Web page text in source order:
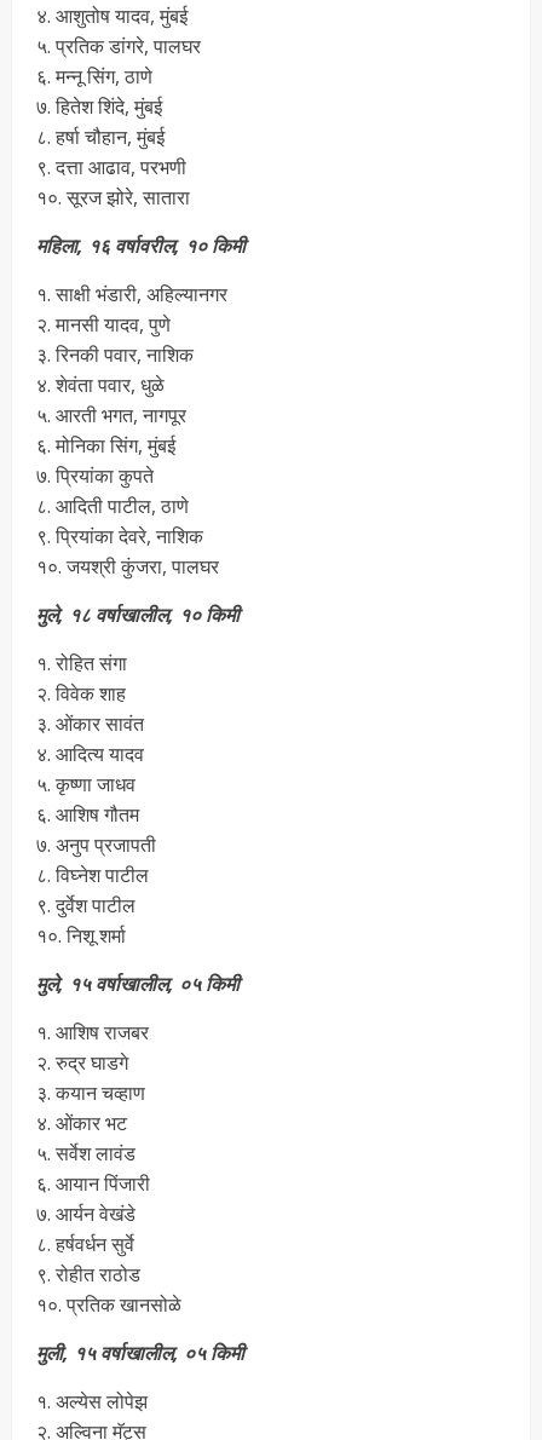
४. आशुतोष यादव, मुंबई
५. प्रतिक डांगरे, पालघर
६. मन्नू सिंग, ठाणे
७. हितेश शिंदे, मुंबई
८. हर्षा चौहान, मुंबई
९. दत्ता आढाव, परभणी
१०. सूरज झोरे, सातारा
महिला, १६ वर्षावरील, १० किमी
१. साक्षी भंडारी, अहिल्यानगर
२. मानसी यादव, पुणे
३. रिनकी पवार, नाशिक
४. शेवंता पवार, धुळे
५. आरती भगत, नागपूर
६. मोनिका सिंग, मुंबई
७. प्रियांका कुपते
८. आदिती पाटील, ठाणे
९. प्रियांका देवरे, नाशिक
१०. जयश्री कुंजरा, पालघर
मुले, १८ वर्षाखालील, १० किमी
१. रोहित संगा
२. विवेक शाह
३. ओंकार सावंत
४. आदित्य यादव
५. कृष्णा जाधव
६. आशिष गौतम
७. अनुप प्रजापती
८. विघ्नेश पाटील
९. दुर्वेश पाटील
१०. निशू शर्मा
मुले, १५ वर्षाखालील, ०५ किमी
१. आशिष राजबर
२. रुद्र घाडगे
३. कयान चव्हाण
४. ओंकार भट
५. सर्वेश लावंड
६. आयान पिंजारी
७. आर्यन वेखंडे
८. हर्षवर्धन सुर्वे
९. रोहीत राठोड
१०. प्रतिक खानसोळे
मुली, १५ वर्षाखालील, ०५ किमी
१. अल्येस लोपेझ
२. अल्विना मॅट्स